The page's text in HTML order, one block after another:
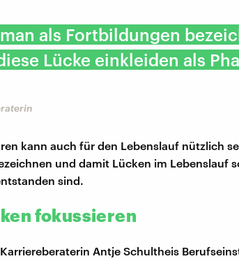
als Fortbildungen
Lücke einkleiden als
kann auch für den Lebenslauf nützlich
und damit Lücken im Lebenslauf
sind.
fokussieren
Antje Schultheis